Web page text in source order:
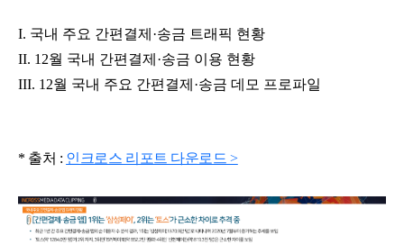
I. 국내 주요 간편결제·송금 트래픽 현황
II. 12월 국내 간편결제·송금 이용 현황
III. 12월 국내 주요 간편결제·송금 데모 프로파일
* 출처 : 인크로스 리포트 다운로드 >